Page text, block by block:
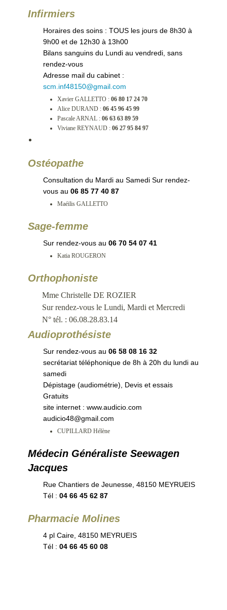
Infirmiers
Horaires des soins : TOUS les jours de 8h30 à
9h00 et de 12h30 à 13h00
Bilans sanguins du Lundi au vendredi, sans
rendez-vous
Adresse mail du cabinet :
scm.inf48150@gmail.com
Xavier GALLETTO : 06 80 17 24 70
Alice DURAND : 06 45 96 45 99
Pascale ARNAL : 06 63 63 89 59
Viviane REYNAUD : 06 27 95 84 97
Ostéopathe
Consultation du Mardi au Samedi Sur rendez-
vous au 06 85 77 40 87
Maéilis GALLETTO
Sage-femme
Sur rendez-vous au 06 70 54 07 41
Katia ROUGERON
Orthophoniste
Mme Christelle DE ROZIER
Sur rendez-vous le Lundi, Mardi et Mercredi
N° tél. : 06.08.28.83.14
Audioprothésiste
Sur rendez-vous au 06 58 08 16 32
secrétariat téléphonique de 8h à 20h du lundi au
samedi
Dépistage (audiométrie), Devis et essais
Gratuits
site internet : www.audicio.com
audicio48@gmail.com
CUPILLARD Hélène
Médecin Généraliste Seewagen
Jacques
Rue Chantiers de Jeunesse, 48150 MEYRUEIS
Tél : 04 66 45 62 87
Pharmacie Molines
4 pl Caire, 48150 MEYRUEIS
Tél : 04 66 45 60 08